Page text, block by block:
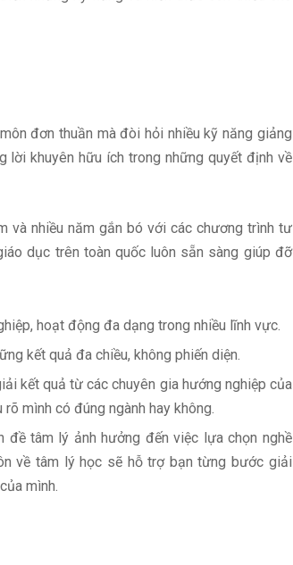
đơn thuần mà đòi hỏi nhiều kỹ năng giảng
lời khuyên hữu ích trong những quyết định về
và nhiều năm gắn bó với các chương trình tư
dục trên toàn quốc luôn sẵn sàng giúp đỡ
hoạt động đa dạng trong nhiều lĩnh vực.
kết quả đa chiều, không phiến diện.
kết quả từ các chuyên gia hướng nghiệp của
mình có đúng ngành hay không.
đề tâm lý ảnh hưởng đến việc lựa chọn nghề
về tâm lý học sẽ hỗ trợ bạn từng bước giải
mình.